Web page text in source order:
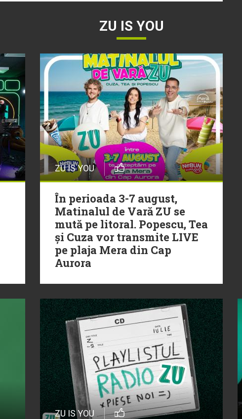
ZU IS YOU
ZU IS YOU
În perioada 3-7 august,
Matinalul de Vară ZU se
mută pe litoral. Popescu, Tea
și Cuza vor transmite LIVE
pe plaja Mera din Cap
Aurora
ZU IS YOU